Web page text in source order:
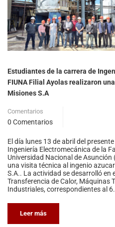
Estudiantes de la carrera de
FIUNA Filial Ayolas realizaron
Misiones S.A
Comentarios
0 Comentarios
El día lunes 13 de abril del
Ingeniería Electromecánica de la
Universidad Nacional de Asunción
una visita técnica al ingenio
S.A.. La actividad se desarrolló en
Transferencia de Calor, Máquinas
Industriales, correspondientes al
Leer más